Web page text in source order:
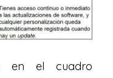
en el cuadro